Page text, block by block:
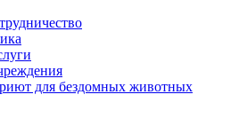
для бездомных животных